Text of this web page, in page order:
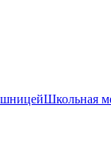
Школьная